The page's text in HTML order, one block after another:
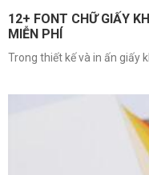
12+ FONT CHỮ GIẤY
MIỄN PHÍ
Trong thiết kế và in ấn giấy